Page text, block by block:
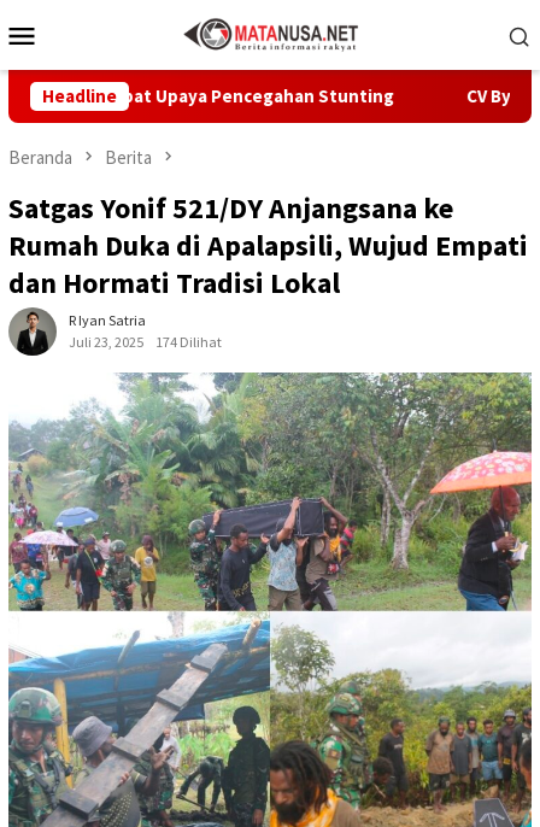
ke
Mobile
Headline
Upaya Pencegahan Stunting CV Byankarya
Beranda Berita
Satgas Yonif 521/DY Anjangsana ke
Rumah Duka di Apalapsili, Wujud Empati
dan Hormati Tradisi Lokal
R Iyan Satria
Juli 23, 2025
174 Dilihat